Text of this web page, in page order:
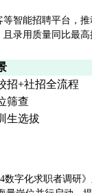
智能招聘平台，
录用质量同比最高
招+社招全流程
筛查
生选拔
字化求职者调研》